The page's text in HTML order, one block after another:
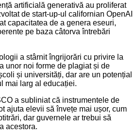
artificială generativă au proliferat
de start-up-ul californian OpenAI
capacitatea de a genera eseuri,
pe baza câtorva întrebări
a stârnit îngrijorări cu privire la
unor noi forme de plagiat și de
și universități, dar are un potențial
mai larg al educației.
a subliniat că instrumentele de
ajuta elevii să învețe mai ușor, cum
dar guvernele ar trebui să
acestora.